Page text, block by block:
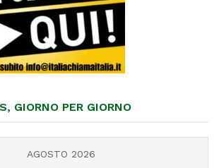
GIORNO PER GIORNO
AGOSTO 2026